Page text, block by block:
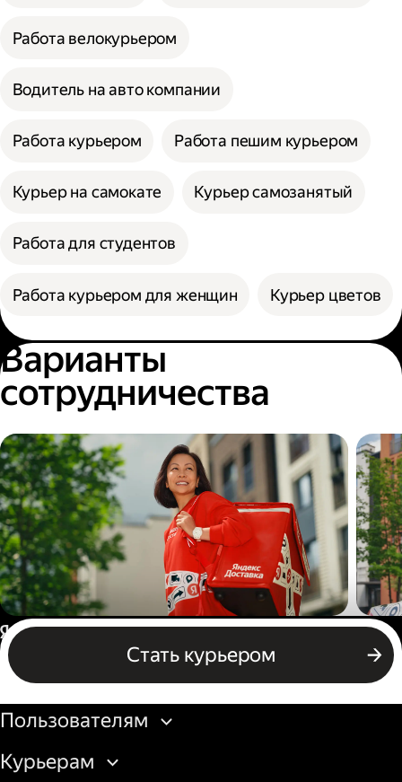
Работа велокурьером
Водитель на авто компании
Работа курьером Работа пешим курьером
Курьер на самокате Курьер самозанятый
Работа для студентов
Работа курьером для женщин Курьер цветов
Варианты
сотрудничества
Пеший курьер
Стать курьером
Россия
Бизнесу
Пользователям
Курьерам